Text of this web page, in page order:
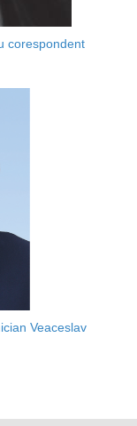
corespondent
Veaceslav